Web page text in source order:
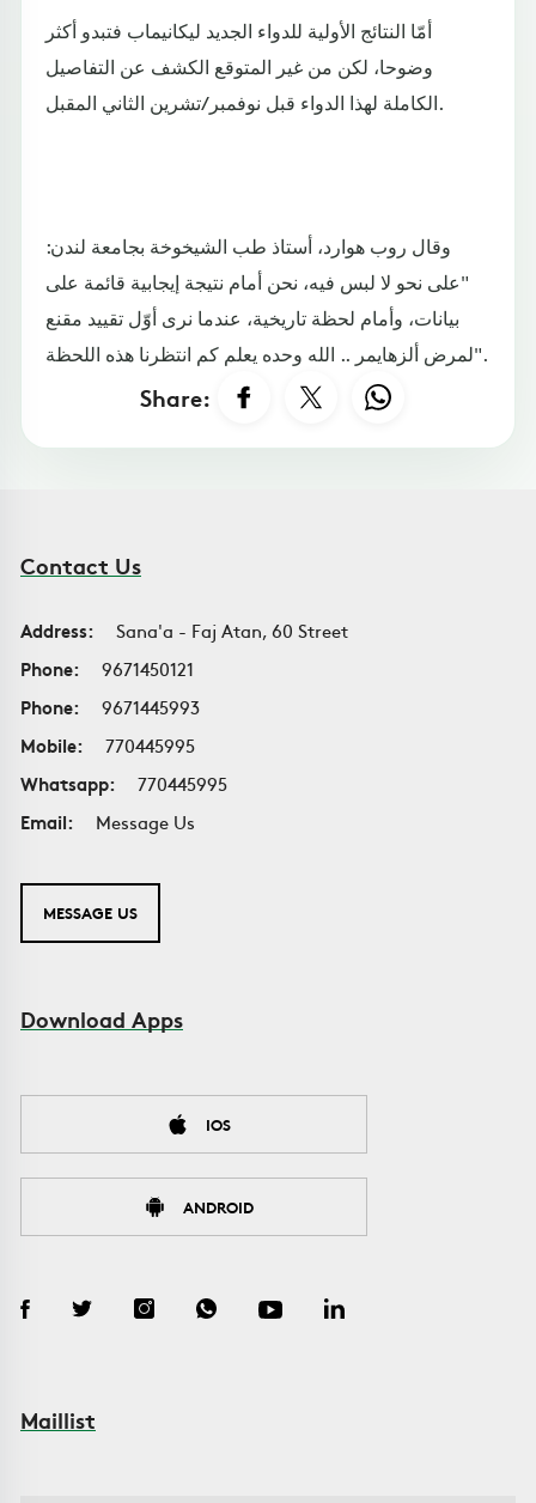
أمّا النتائج الأولية للدواء الجديد ليكانيماب فتبدو أكثر
وضوحا، لكن من غير المتوقع الكشف عن التفاصيل
الكاملة لهذا الدواء قبل نوفمبر/تشرين الثاني المقبل.
وقال روب هوارد، أستاذ طب الشيخوخة بجامعة لندن:
"على نحو لا لبس فيه، نحن أمام نتيجة إيجابية قائمة على
بيانات، وأمام لحظة تاريخية، عندما نرى أوّل تقييد مقنع
لمرض ألزهايمر .. الله وحده يعلم كم انتظرنا هذه اللحظة".
Share:
Contact Us
Address:
Sana'a - Faj Atan, 60 Street
Phone:
9671450121
Phone:
9671445993
Mobile:
770445995
Whatsapp:
770445995
Email:
Message Us
MESSAGE US
Download Apps
IOS
ANDROID
Maillist